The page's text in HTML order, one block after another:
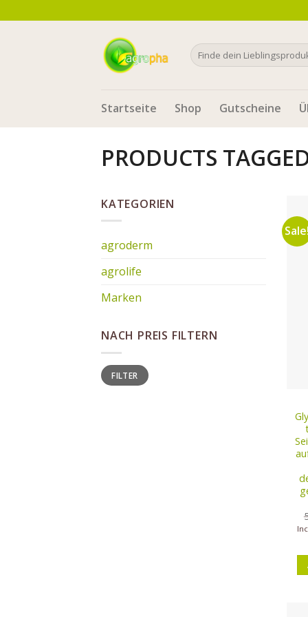
to
Search
for:
Startseite Shop Gutscheine
PRODUCTS
KATEGORIEN
agroderm
agrolife
Marken
NACH PREIS FILTERN
Min
price
Max
priceFILTER
Sale!